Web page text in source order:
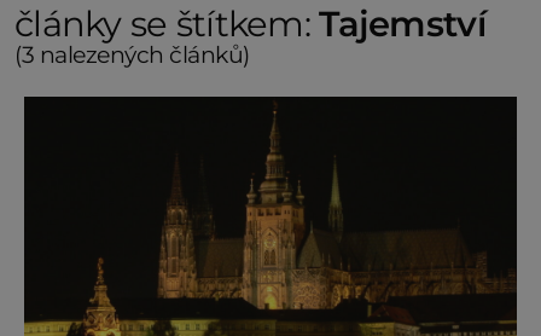
články se štítkem:Tajemství
(3 nalezených článků)